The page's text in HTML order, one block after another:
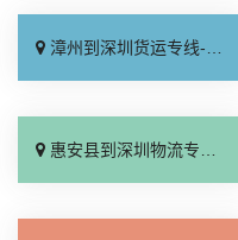
漳州到深圳货运专线-漳州到深圳物流公司_专业靠谱「市县闪送」
惠安县到深圳物流专线_托运放心「快运有保障」